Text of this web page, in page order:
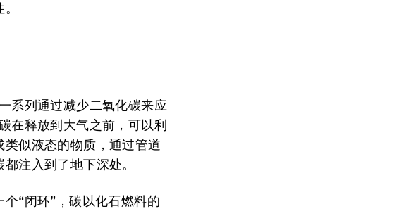
系列通过减少二氧化碳来应
在释放到大气之前，可以利
似液态的物质，通过管道
注入到了地下深处。
“闭环”，碳以化石燃料的